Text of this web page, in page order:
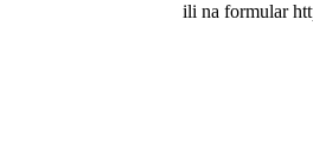
ili na formular